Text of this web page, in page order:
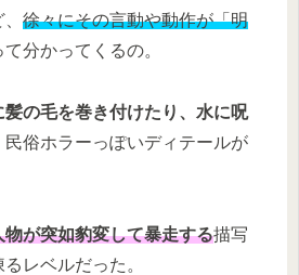
徐々にその言動や動作が「明
て分かってくるの。
髪の毛を巻き付けたり、水に呪
民俗ホラーっぽいディテールが
が突如豹変して暴走する描写
レベルだった。